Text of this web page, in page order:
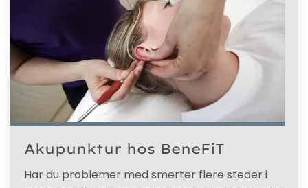
Akupunktur hos BeneFiT
Har du problemer med smerter flere steder i